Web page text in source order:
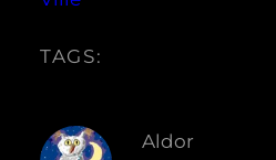
TAGS:
Aldor